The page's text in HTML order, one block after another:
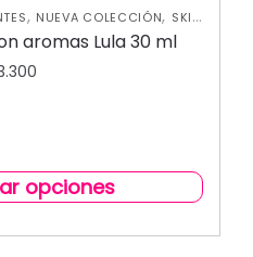
, NUEVA COLECCIÓN, SKIN
aromas Lula 30 ml
opciones